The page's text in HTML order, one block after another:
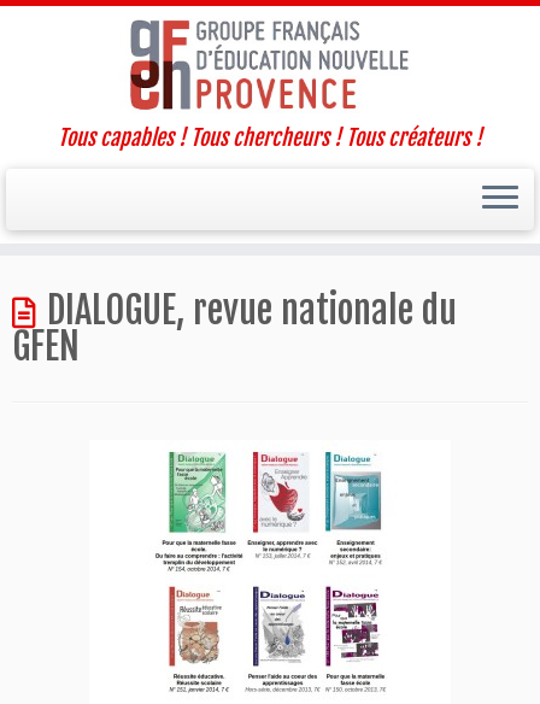
au
contenu
Tous capables ! Tous chercheurs ! Tous créateurs !
DIALOGUE, revue nationale du
GFEN